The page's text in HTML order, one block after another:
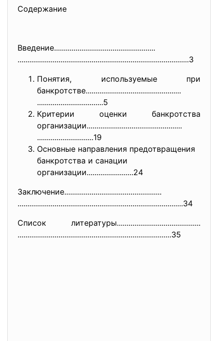
Содержание
Введение....................................................
........................................................................................3
Понятия, используемые при
банкротстве.................................................
..................................5
Критерии оценки банкротства
организации.................................................
.............................19
Основные направления предотвращения
банкротства и санации
организации........................24
Заключение..................................................
.....................................................................................34
Список литературы...........................................
...............................................................................35